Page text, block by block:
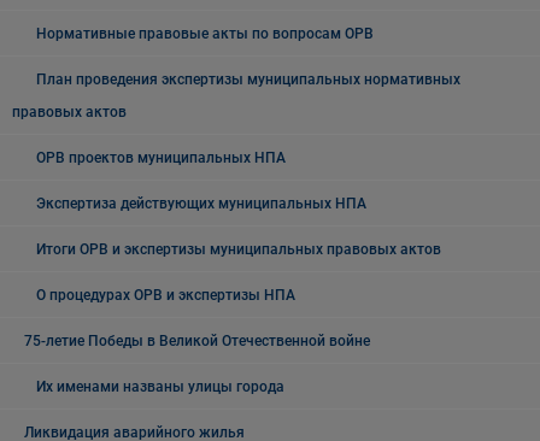
Нормативные правовые акты по вопросам ОРВ
План проведения экспертизы муниципальных нормативных
правовых актов
ОРВ проектов муниципальных НПА
Экспертиза действующих муниципальных НПА
Итоги ОРВ и экспертизы муниципальных правовых актов
О процедурах ОРВ и экспертизы НПА
75-летие Победы в Великой Отечественной войне
Их именами названы улицы города
Ликвидация аварийного жилья